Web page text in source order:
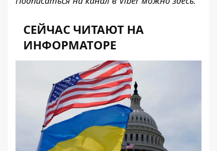
СЕЙЧАС ЧИТАЮТ НА
ИНФОРМАТОРЕ